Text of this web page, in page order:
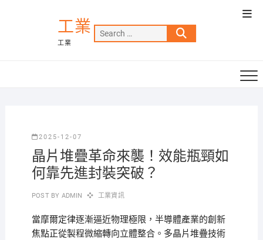
工業
工業
Search
…
2025-12-07
晶片堆疊革命來襲！效能瓶頸如
何靠先進封裝突破？
POST BY ADMIN 工業資訊
當摩爾定律逐漸逼近物理極限，半導體產業的創新
焦點正從製程微縮轉向立體整合。多晶片堆疊技術